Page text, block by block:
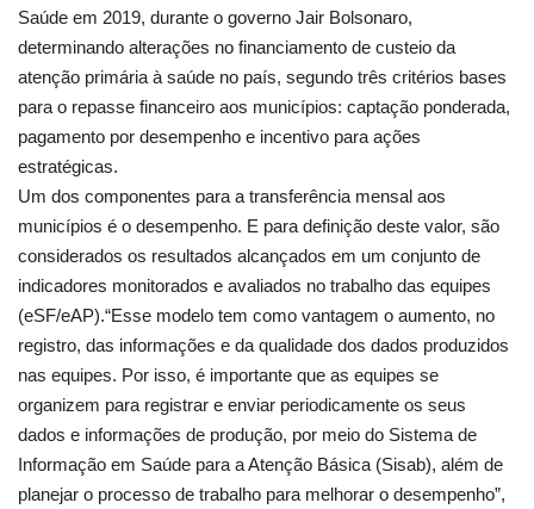
Saúde em 2019, durante o governo Jair Bolsonaro,
determinando alterações no financiamento de custeio da
atenção primária à saúde no país, segundo três critérios bases
para o repasse financeiro aos municípios: captação ponderada,
pagamento por desempenho e incentivo para ações
estratégicas.
Um dos componentes para a transferência mensal aos
municípios é o desempenho. E para definição deste valor, são
considerados os resultados alcançados em um conjunto de
indicadores monitorados e avaliados no trabalho das equipes
(eSF/eAP).“Esse modelo tem como vantagem o aumento, no
registro, das informações e da qualidade dos dados produzidos
nas equipes. Por isso, é importante que as equipes se
organizem para registrar e enviar periodicamente os seus
dados e informações de produção, por meio do Sistema de
Informação em Saúde para a Atenção Básica (Sisab), além de
planejar o processo de trabalho para melhorar o desempenho”,